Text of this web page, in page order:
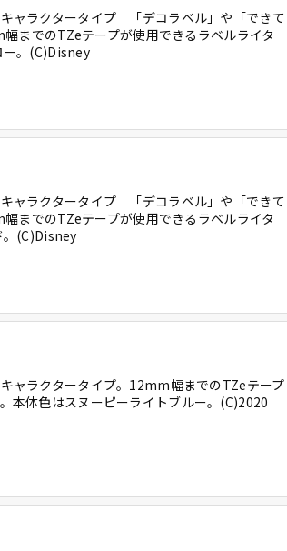
ャラクタータイプ 「デコラベル」や「できて
までのTZeテープが使用できるラベルライタ
ー。(C)Disney
ャラクタータイプ 「デコラベル」や「できて
までのTZeテープが使用できるラベルライタ
。(C)Disney
ャラクタータイプ。12mm幅までのTZeテープ
本体色はスヌーピーライトブルー。(C)2020